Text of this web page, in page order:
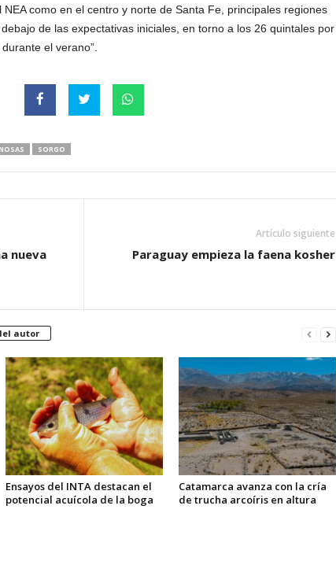
como en el centro y norte de Santa Fe, principales regiones
de las expectativas iniciales, en torno a los 26 quintales por
el verano”.
SORGO
nueva
Artículo siguiente
Paraguay empieza la faena kosher
autor
Ensayos del INTA destacan el
potencial acuícola de la boga
Catamarca avanza con la cría
de trucha arcoíris en altura